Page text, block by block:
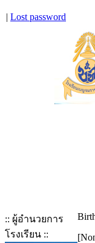
| Lost password
:: ผู้อำนวยการ
โรงเรียน ::